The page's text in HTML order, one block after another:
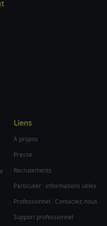
Liens
À propos
Presse
Recrutements
Particulier : informations utiles
Professionnel : Contactez-nous
Support professionnel